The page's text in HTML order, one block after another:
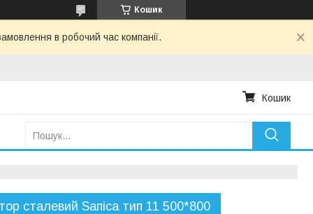
Кошик
в робочий час компанії.
Кошик
сталевий Ѕапіса тип 11 500*800